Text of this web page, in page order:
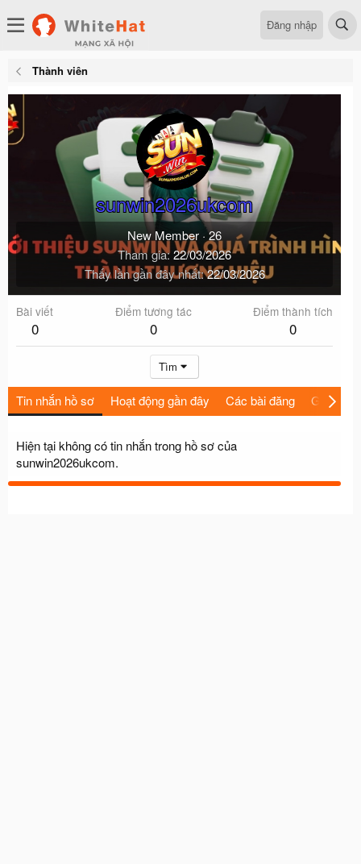
Đăng nhập
Thành viên
sunwin2026ukcom
New Member ·26
Tham gia 22/03/2026
Thấy lần gần đây nhất 22/03/2026
Bài viết
0
Điểm tương tác
0
Điểm thành tích
0
Tìm
Tin nhắn hồ sơ Hoạt động gần đây Các bài đăng Giới thiệu
Hiện tại không có tin nhắn trong hồ sơ của
sunwin2026ukcom.